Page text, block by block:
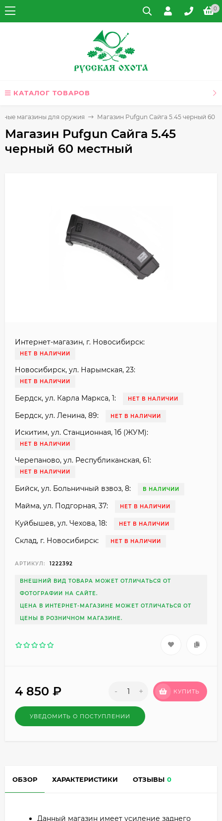
0
КАТАЛОГ ТОВАРОВ
магазины для оружия Магазин Pufgun Сайга 5.45 черный 60
Магазин Pufgun Сайга 5.45
черный 60 местный
Интернет-магазин, г. Новосибирск:
НЕТ В НАЛИЧИИ
Новосибирск, ул. Нарымская, 23:
НЕТ В НАЛИЧИИ
Бердск, ул. Карла Маркса, 1: НЕТ В НАЛИЧИИ
Бердск, ул. Ленина, 89: НЕТ В НАЛИЧИИ
Искитим, ул. Станционная, 1б (ЖУМ):
НЕТ В НАЛИЧИИ
Черепаново, ул. Республиканская, 61:
НЕТ В НАЛИЧИИ
Бийск, ул. Больничный взвоз, 8: В НАЛИЧИИ
Майма, ул. Подгорная, 37: НЕТ В НАЛИЧИИ
Куйбышев, ул. Чехова, 18: НЕТ В НАЛИЧИИ
Склад, г. Новосибирск: НЕТ В НАЛИЧИИ
АРТИКУЛ: 1222392
ВНЕШНИЙ ВИД ТОВАРА МОЖЕТ ОТЛИЧАТЬСЯ ОТ
ФОТОГРАФИИ НА САЙТЕ.
ЦЕНА В ИНТЕРНЕТ-МАГАЗИНЕ МОЖЕТ ОТЛИЧАТЬСЯ ОТ
ЦЕНЫ В РОЗНИЧНОМ МАГАЗИНЕ.
4 850 ₽ - + КУПИТЬ
УВЕДОМИТЬ О ПОСТУПЛЕНИИ
ОБЗОР ХАРАКТЕРИСТИКИ ОТЗЫВЫ 0
Данный магазин имеет усиление заднего